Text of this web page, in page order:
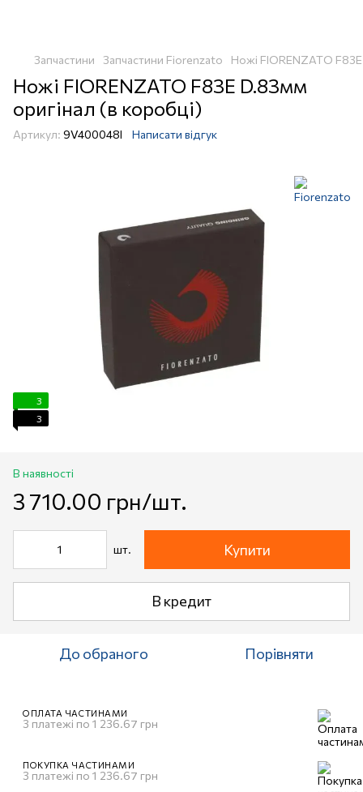
Запчастини Запчастини Fiorenzato Ножі FIORENZATO
Ножі FIORENZATO F83E D.83мм
оригінал (в коробці)
Артикул: 9V400048I Написати відгук
3
3
В наявності
3 710.00 грн/шт.
шт. Купити
В кредит
До обраного Порівняти
ОПЛАТА ЧАСТИНАМИ
3 платежі по 1 236.67 грн
ПОКУПКА ЧАСТИНАМИ
3 платежі по 1 236.67 грн